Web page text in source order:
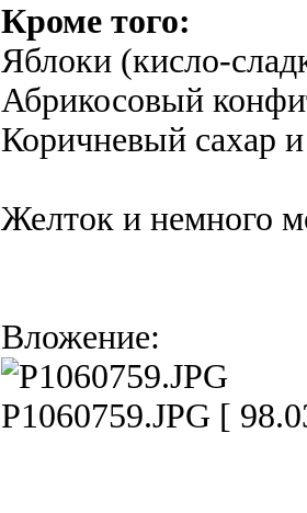
Кроме того:
Яблоки (кисло-
Абрикосовый
Коричневый сахар
Желток и немного
Вложение:
P1060759.JPG [